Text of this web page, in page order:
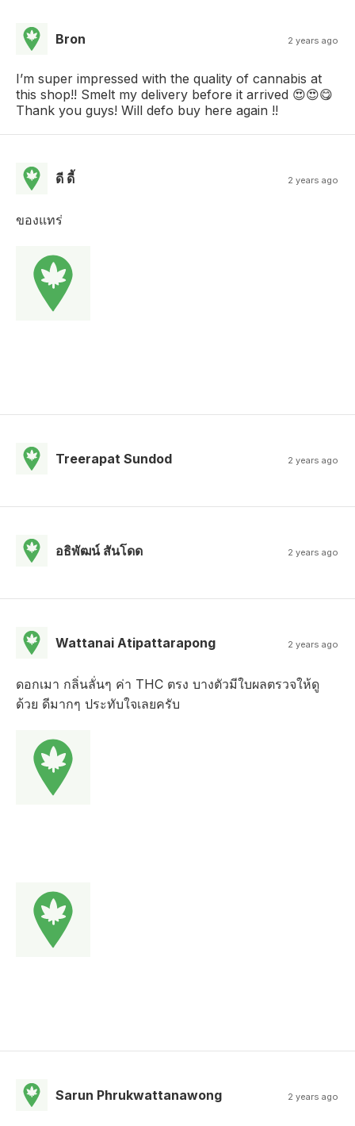
Bron 2 years ago
I’m super impressed with the quality of cannabis at
this shop!! Smelt my delivery before it arrived 😍😍😋
Thank you guys! Will defo buy here again !!
ดี ดี้ 2 years ago
ของแทร่
Treerapat Sundod 2 years ago
อธิพัฒน์ สันโดด 2 years ago
Wattanai Atipattarapong 2 years ago
ดอกเมา กลิ่นลั่นๆ ค่า THC ตรง บางตัวมีใบผลตรวจให้ดู
ด้วย ดีมากๆ ประทับใจเลยครับ
Sarun Phrukwattanawong 2 years ago